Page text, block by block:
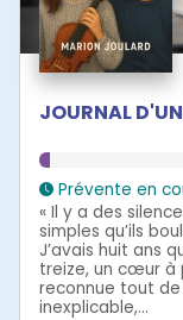
JOURNAL
Prévente en
« Il y a des
simples qu’ils
J’avais huit ans
treize, un cœur à
reconnue tout de
inexplicable,...